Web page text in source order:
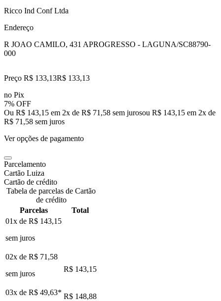
Ricco Ind Conf Ltda
Endereço
R JOAO CAMILO, 431 APROGRESSO - LAGUNA/SC88790-
000
Preço R$ 133,13R$ 133,13
no Pix
7% OFF
Ou R$ 143,15 em 2x de R$ 71,58 sem jurosou R$ 143,15 em 2x de
R$ 71,58 sem juros
Ver opções de pagamento
Parcelamento
Cartão Luiza
Cartão de crédito
Tabela de parcelas de Cartão
de crédito
Parcelas
Total
01x de R$ 143,15
sem juros
02x de R$ 71,58
sem juros
R$ 143,15
03x de R$ 49,63* R$ 148,88